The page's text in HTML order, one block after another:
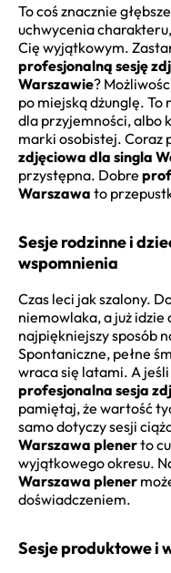
To coś znacznie
uchwycenia
Cię wyjątkowym.
profesjonalną sesję
Warszawie?
po miejską dżunglę. To
dla przyjemności, albo
marki osobistej. Coraz
zdjęciowa dla singla
przystępna. Dobre
Warszawa to
Sesje rodzinne i
wspomnienia
Czas leci jak szalony.
niemowlaka, a już idzie
najpiękniejszy sposób
Spontaniczne, pełne
wraca się latami. A
profesjonalna sesja
pamiętaj, że wartość
samo dotyczy sesji
Warszawa plenerto
wyjątkowego okresu.
Warszawa plener
doświadczeniem.
Sesje produktowe i